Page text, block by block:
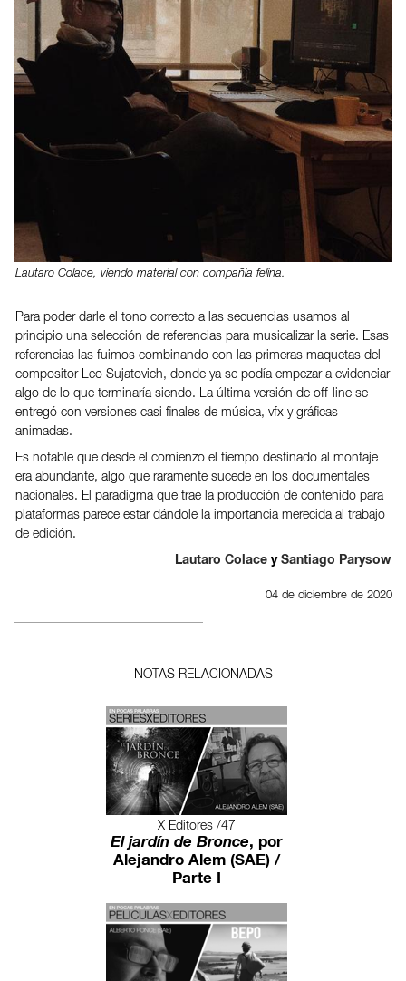
Lautaro Colace, viendo material con compañia felina.
Para poder darle el tono correcto a las secuencias usamos al
principio una selección de referencias para musicalizar la serie. Esas
referencias las fuimos combinando con las primeras maquetas del
compositor Leo Sujatovich, donde ya se podía empezar a evidenciar
algo de lo que terminaría siendo. La última versión de off-line se
entregó con versiones casi finales de música, vfx y gráficas
animadas.
Es notable que desde el comienzo el tiempo destinado al montaje
era abundante, algo que raramente sucede en los documentales
nacionales. El paradigma que trae la producción de contenido para
plataformas parece estar dándole la importancia merecida al trabajo
de edición.
Lautaro Colace y Santiago Parysow
04 de diciembre de 2020
NOTAS RELACIONADAS
X Editores /47
El jardín de Bronce, por
Alejandro Alem (SAE) /
Parte I